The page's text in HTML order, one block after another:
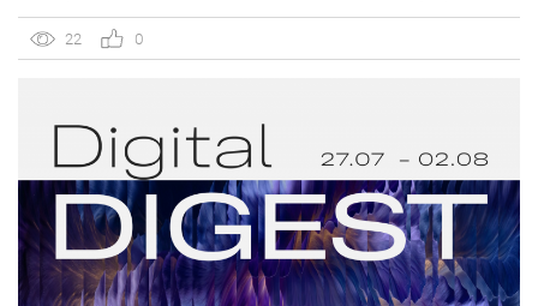
объединивший концепцию дубайского OSH с сетью
«Урюк». Концепт строится […]
22 0